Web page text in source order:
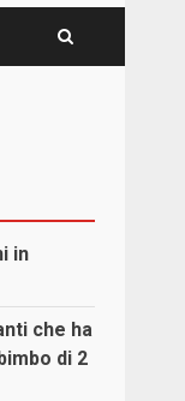
in
che ha
di 2